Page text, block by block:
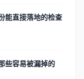
能直接落地的检查
些容易被漏掉的